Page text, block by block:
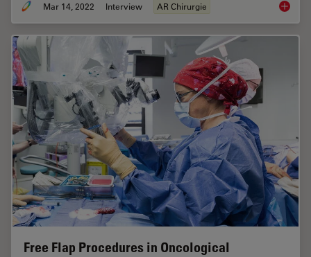
Mar 14, 2022 Interview AR Chirurgie How
Free Flap Procedures in Oncological